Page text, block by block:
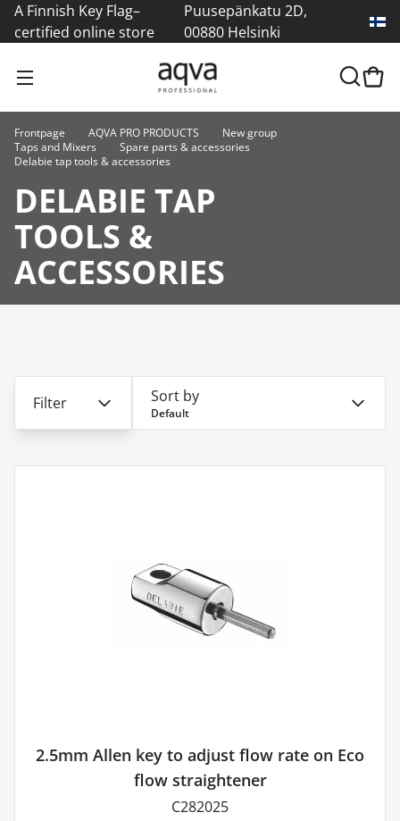
A Finnish Key Flag–
certified online store
Puusepänkatu 2D,
00880 Helsinki
Frontpage AQVA PRO PRODUCTS
New group
Taps and Mixers
Spare parts & accessories
Delabie tap tools & accessories
DELABIE TAP
TOOLS &
ACCESSORIES
Filter Sort by
Default
2.5mm Allen key to adjust flow rate on Eco
flow straightener
C282025